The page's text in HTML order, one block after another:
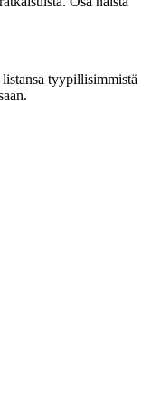
tyypillisimmistä